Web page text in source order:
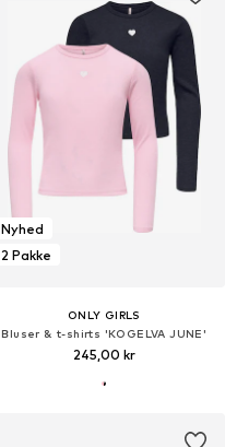
Nyhed
2 Pakke
ONLY GIRLS
Bluser & t-shirts 'KOGELVA JUNE'
245,00 kr